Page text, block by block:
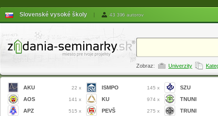
Slovenské vysoké školy | 43 396 autorov
Zobraz: Univerzity
AKU 22 x
AOS 141 x
APZ 515 x
ISMPO 145 x
KU 974 x
PEVŠ 275 x
SZU
TNUNI
TRUNI